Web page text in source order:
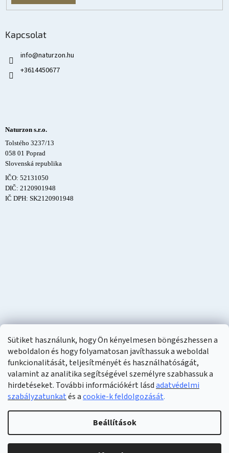
Sütiket használunk, hogy Ön kényelmesen böngészhessen a
weboldalon és hogy folyamatosan javíthassuk a weboldal
funkcionalitását, teljesítményét és használhatóságát,
valamint az analitika segítségével személyre szabhassuk a
hirdetéseket. További információkért lásdadatvédelmi
szabályzatunkatés acookie-k feldolgozását.
Beállítások
Kapcsolat
info@naturzon.hu
+3614450677
Naturzon s.r.o.
Tolstého 3237/13
058 01 Poprad
Slovenská republika
IČO: 52131050
DIČ: 2120901948
IČ DPH: SK2120901948
Shoptet készítette